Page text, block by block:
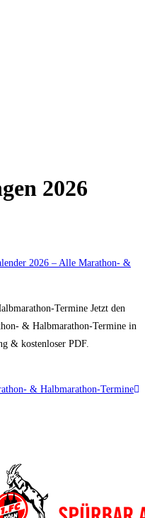
2026
Termine Jetzt den
& Halbmarathon-Termine in
& kostenloser PDF.
& Halbmarathon-Termine